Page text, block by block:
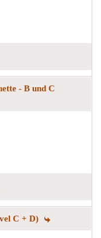
- B und C
C + D)